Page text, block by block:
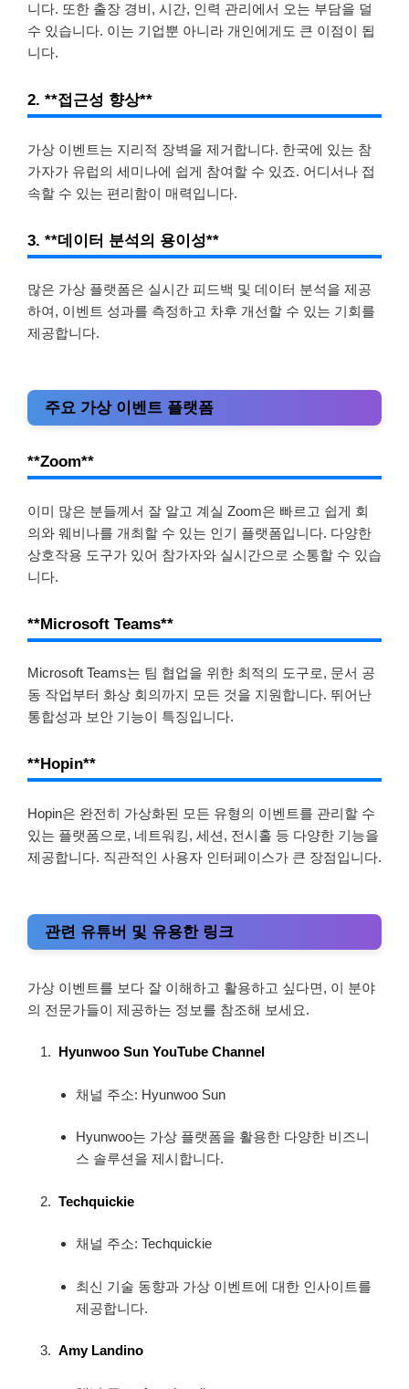
니다. 또한 출장 경비, 시간, 인력 관리에서 오는 부담을 덜
수 있습니다. 이는 기업뿐 아니라 개인에게도 큰 이점이 됩
니다.
2. **접근성 향상**
가상 이벤트는 지리적 장벽을 제거합니다. 한국에 있는 참
가자가 유럽의 세미나에 쉽게 참여할 수 있죠. 어디서나 접
속할 수 있는 편리함이 매력입니다.
3. **데이터 분석의 용이성**
많은 가상 플랫폼은 실시간 피드백 및 데이터 분석을 제공
하여, 이벤트 성과를 측정하고 차후 개선할 수 있는 기회를
제공합니다.
주요 가상 이벤트 플랫폼
**Zoom**
이미 많은 분들께서 잘 알고 계실 Zoom은 빠르고 쉽게 회
의와 웨비나를 개최할 수 있는 인기 플랫폼입니다. 다양한
상호작용 도구가 있어 참가자와 실시간으로 소통할 수 있습
니다.
**Microsoft Teams**
Microsoft Teams는 팀 협업을 위한 최적의 도구로, 문서 공
동 작업부터 화상 회의까지 모든 것을 지원합니다. 뛰어난
통합성과 보안 기능이 특징입니다.
**Hopin**
Hopin은 완전히 가상화된 모든 유형의 이벤트를 관리할 수
있는 플랫폼으로, 네트워킹, 세션, 전시홀 등 다양한 기능을
제공합니다. 직관적인 사용자 인터페이스가 큰 장점입니다.
관련 유튜버 및 유용한 링크
가상 이벤트를 보다 잘 이해하고 활용하고 싶다면, 이 분야
의 전문가들이 제공하는 정보를 참조해 보세요.
Hyunwoo Sun YouTube Channel
채널 주소: Hyunwoo Sun
Hyunwoo는 가상 플랫폼을 활용한 다양한 비즈니
스 솔루션을 제시합니다.
Techquickie
채널 주소: Techquickie
최신 기술 동향과 가상 이벤트에 대한 인사이트를
제공합니다.
Amy Landino